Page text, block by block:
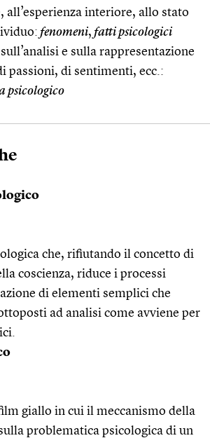
all’esperienza interiore, allo stato
fenomeni, fatti psicologici
e sulla rappresentazione
passioni, di sentimenti, ecc.:
psicologico
che, rifiutando il concetto di
coscienza, riduce i processi
di elementi semplici che
ad analisi come avviene per
giallo in cui il meccanismo della
problematica psicologica di un